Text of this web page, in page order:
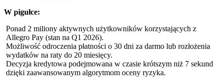
W pigułce:
Ponad 2 miliony aktywnych użytkowników korzystających z
Allegro Pay (stan na Q1 2026).
Możliwość odroczenia płatności o 30 dni za darmo lub rozłożenia
wydatków na raty do 20 miesięcy.
Decyzja kredytowa podejmowana w czasie krótszym niż 7 sekund
dzięki zaawansowanym algorytmom oceny ryzyka.